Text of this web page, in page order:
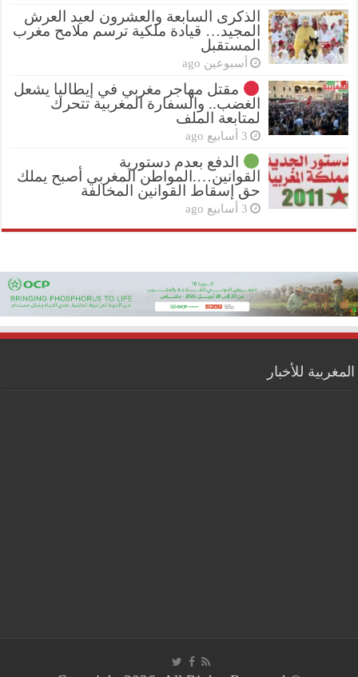
الذكرى السابعة والعشرون لعيد العرش
المجيد… قيادة ملكية ترسم ملامح مغرب
المستقبل
أسبوعين ago
مقتل مهاجر مغربي في إيطاليا يشعل
الغضب.. والسفارة المغربية تتحرك
لمتابعة الملف
3 أسابيع ago
الدفع بعدم دستورية
القوانين….المواطن المغربي أصبح يملك
حق إسقاط القوانين المخالفة
3 أسابيع ago
المغربية للأخبار